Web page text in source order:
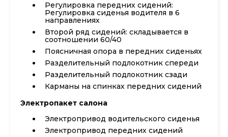
Регулировка передних сидений:
Регулировка сиденья водителя в 6
направлениях
Второй ряд сидений: складывается в
соотношении 60/40
Поясничная опора в передних сиденьях
Разделительный подлокотник спереди
Разделительный подлокотник сзади
Карманы на спинках передних сидений
Электропакет салона
Электропривод водительского сиденья
Электропривод передних сидений